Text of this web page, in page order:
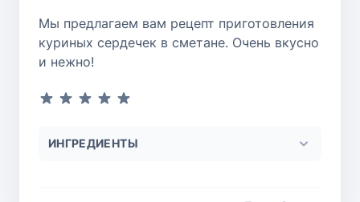
Мы предлагаем вам рецепт приготовления
куриных сердечек в сметане. Очень вкусно
и нежно!
ИНГРЕДИЕНТЫ